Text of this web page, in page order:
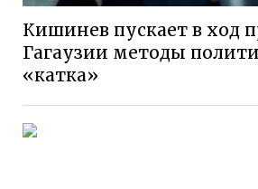
Кишинев пускает в ход
Гагаузии методы
«катка»